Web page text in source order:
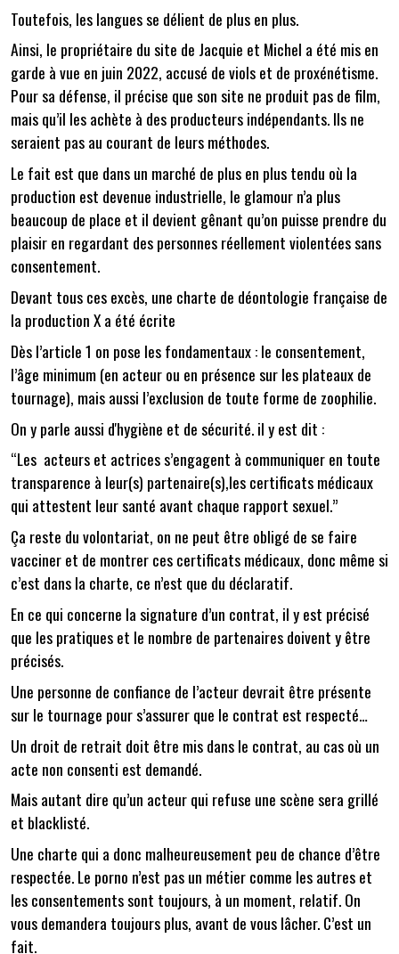
Toutefois, les langues se délient de plus en plus.
Ainsi, le propriétaire du site de Jacquie et Michel a été mis en
garde à vue en juin 2022, accusé de viols et de proxénétisme.
Pour sa défense, il précise que son site ne produit pas de film,
mais qu’il les achète à des producteurs indépendants. Ils ne
seraient pas au courant de leurs méthodes.
Le fait est que dans un marché de plus en plus tendu où la
production est devenue industrielle, le glamour n’a plus
beaucoup de place et il devient gênant qu’on puisse prendre du
plaisir en regardant des personnes réellement violentées sans
consentement.
Devant tous ces excès, une charte de déontologie française de
la production X a été écrite
Dès l’article 1 on pose les fondamentaux : le consentement,
l’âge minimum (en acteur ou en présence sur les plateaux de
tournage), mais aussi l’exclusion de toute forme de zoophilie.
On y parle aussi d'hygiène et de sécurité. il y est dit :
“Les acteurs et actrices s’engagent à communiquer en toute
transparence à leur(s) partenaire(s),les certificats médicaux
qui attestent leur santé avant chaque rapport sexuel.”
Ça reste du volontariat, on ne peut être obligé de se faire
vacciner et de montrer ces certificats médicaux, donc même si
c’est dans la charte, ce n’est que du déclaratif.
En ce qui concerne la signature d’un contrat, il y est précisé
que les pratiques et le nombre de partenaires doivent y être
précisés.
Une personne de confiance de l’acteur devrait être présente
sur le tournage pour s’assurer que le contrat est respecté…
Un droit de retrait doit être mis dans le contrat, au cas où un
acte non consenti est demandé.
Mais autant dire qu’un acteur qui refuse une scène sera grillé
et blacklisté.
Une charte qui a donc malheureusement peu de chance d’être
respectée. Le porno n’est pas un métier comme les autres et
les consentements sont toujours, à un moment, relatif. On
vous demandera toujours plus, avant de vous lâcher. C’est un
fait.